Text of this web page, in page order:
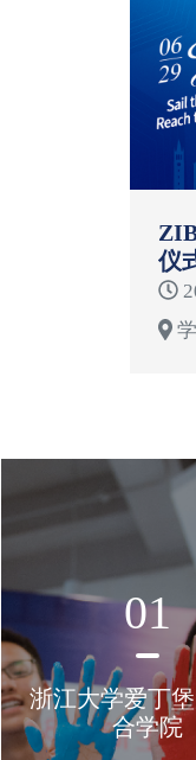
仪
01
浙江大学爱丁
合学院